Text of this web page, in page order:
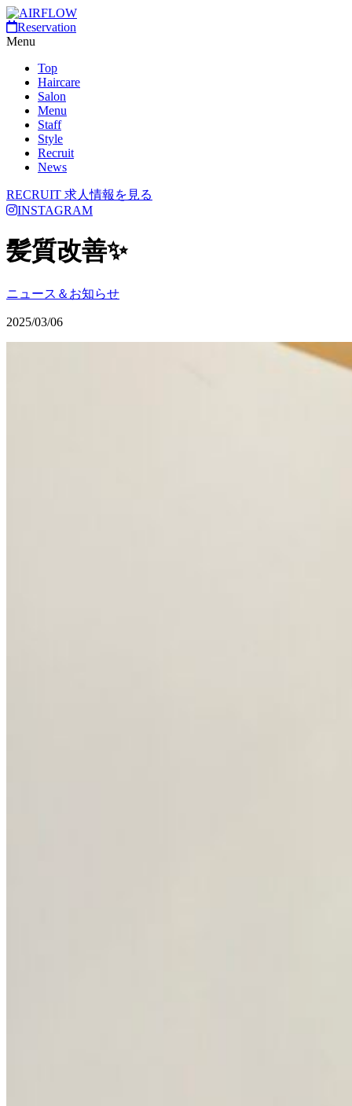
Reservation
Menu
Top
Haircare
Salon
Menu
Staff
Style
Recruit
News
RECRUIT 求人情報を見る
INSTAGRAM
髪質改善✨
ニュース＆お知らせ
2025/03/06